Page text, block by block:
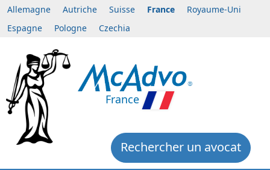
Allemagne Autriche Suisse France
Royaume-Uni
Espagne
Pologne Czechia
France
Rechercher un avocat